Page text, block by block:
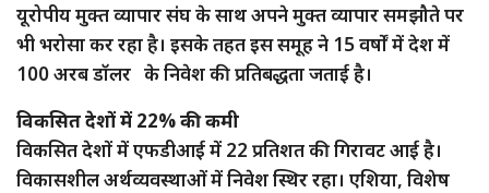
यूरोपीय मुक्त व्यापार संघ के साथ अपने मुक्त व्यापार समझौते पर
भी भरोसा कर रहा है। इसके तहत इस समूह ने 15 वर्षों में देश में
100 अरब डॉलर के निवेश की प्रतिबद्धता जताई है।
विकसित देशों में 22% की कमी
विकसित देशों में एफडीआई में 22 प्रतिशत की गिरावट आई है।
विकासशील अर्थव्यवस्थाओं में निवेश स्थिर रहा। एशिया, विशेष